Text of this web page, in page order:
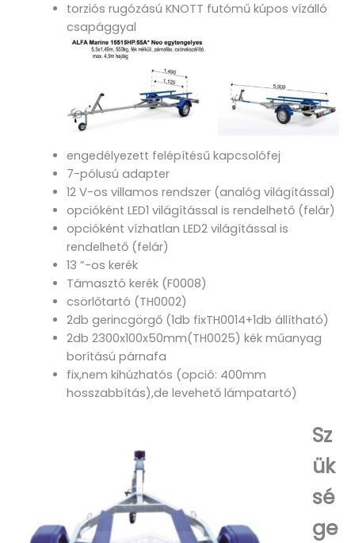
torziós rugózású KNOTT futómű kúpos vízálló
csapággyal
engedélyezett felépítésű kapcsolófej
7-pólusú adapter
12 V-os villamos rendszer (analóg világítással)
opcióként LED1 világítással is rendelhető (felár)
opcióként vízhatlan LED2 világítással is
rendelhető (felár)
13 ”-os kerék
Támasztó kerék (F0008)
csörlőtartó (TH0002)
2db gerincgörgő (1db fixTH0014+1db állítható)
2db 2300x100x50mm(TH0025) kék műanyag
borítású párnafa
fix,nem kihúzhatós (opció: 400mm
hosszabbítás),de levehető lámpatartó)
Sz
ük
sé
ge